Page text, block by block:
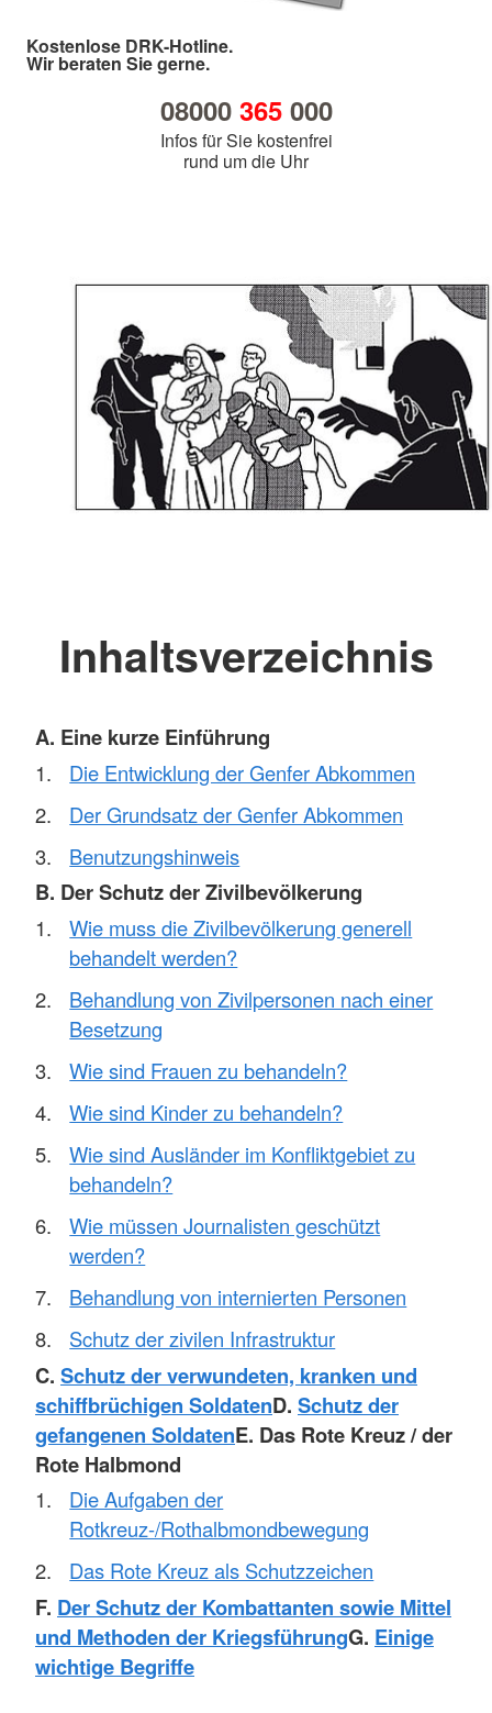
Kostenlose DRK-Hotline.
Wir beraten Sie gerne.
08000 365000
Infos für Sie kostenfrei
rund um die Uhr
Inhaltsverzeichnis
A. Eine kurze Einführung
Die Entwicklung der Genfer Abkommen
Der Grundsatz der Genfer Abkommen
Benutzungshinweis
B. Der Schutz der Zivilbevölkerung
Wie muss die Zivilbevölkerung generell
behandelt werden?
Behandlung von Zivilpersonen nach einer
Besetzung
Wie sind Frauen zu behandeln?
Wie sind Kinder zu behandeln?
Wie sind Ausländer im Konfliktgebiet zu
behandeln?
Wie müssen Journalisten geschützt
werden?
Behandlung von internierten Personen
Schutz der zivilen Infrastruktur
C. Schutz der verwundeten, kranken und
schiffbrüchigen SoldatenD. Schutz der
gefangenen SoldatenE. Das Rote Kreuz / der
Rote Halbmond
Die Aufgaben der
Rotkreuz-/Rothalbmondbewegung
Das Rote Kreuz als Schutzzeichen
F. Der Schutz der Kombattanten sowie Mittel
und Methoden der KriegsführungG. Einige
wichtige Begriffe